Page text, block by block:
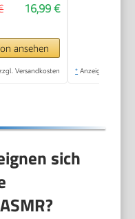
für
KTV &
Audio
16,99 €
ansehen
Versandkosten * Anzeige
sich